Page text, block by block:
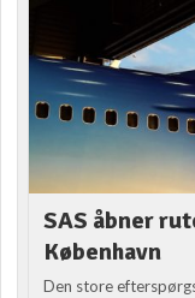
SAS åbner
København
Den store